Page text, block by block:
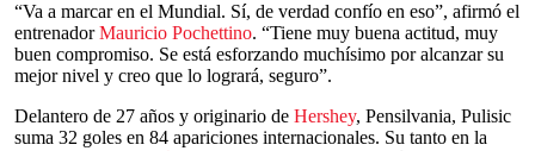
“Va a marcar en el Mundial. Sí, de verdad confío en eso”, afirmó el
entrenadorMauricio Pochettino. “Tiene muy buena actitud, muy
buen compromiso. Se está esforzando muchísimo por alcanzar su
mejor nivel y creo que lo logrará, seguro”.
Delantero de 27 años y originario de Hershey, Pensilvania, Pulisic
suma 32 goles en 84 apariciones internacionales. Su tanto en la